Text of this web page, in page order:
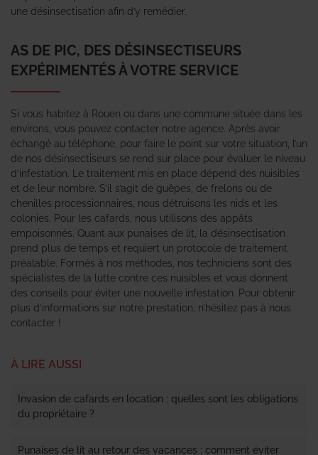
une désinsectisation afin d’y remédier.
AS DE PIC, DES DÉSINSECTISEURS
EXPÉRIMENTÉS À VOTRE SERVICE
Si vous habitez à Rouen ou dans une commune située dans les
environs, vous pouvez contacter notre agence. Après avoir
échangé au téléphone, pour faire le point sur votre situation, l’un
de nos désinsectiseurs se rend sur place pour évaluer le niveau
d’infestation. Le traitement mis en place dépend des nuisibles
et de leur nombre. S’il s’agit de guêpes, de frelons ou de
chenilles processionnaires, nous détruisons les nids et les
colonies. Pour les cafards, nous utilisons des appâts
empoisonnés. Quant aux punaises de lit, la désinsectisation
prend plus de temps et requiert un protocole de traitement
préalable. Formés à nos méthodes, nos techniciens sont des
spécialistes de la lutte contre ces nuisibles et vous donnent
des conseils pour éviter une nouvelle infestation. Pour obtenir
plus d’informations sur notre prestation, n’hésitez pas à nous
contacter !
À LIRE AUSSI
Invasion de cafards en location : quelles sont les obligations
du propriétaire ?
Punaises de lit au retour des vacances : comment éviter